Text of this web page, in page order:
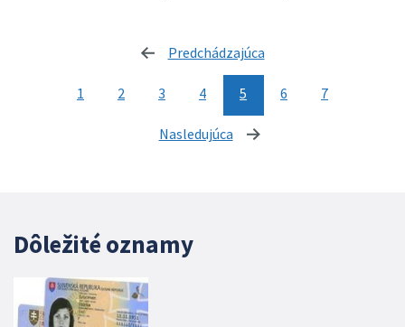
Predchádzajúca
1 2 3 4 5 6 7
Nasledujúca stránka
Dôležité oznamy